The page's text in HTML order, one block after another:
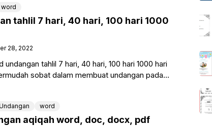
word
tahlil 7 hari, 40 hari, 100 hari 1000
28, 2022
tahlil 7 hari, 40 hari, 100 hari 1000 hari
sobat dalam membuat undangan pada
word
aqiqah word, doc, docx, pdf